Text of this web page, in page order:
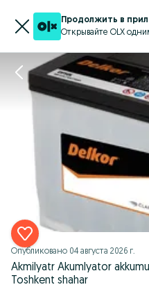
Продолжить в
Открывайте OLX
Опубликовано 04 августа 2026 г.
Akmilyatr Akumlyator
Toshkent shahar